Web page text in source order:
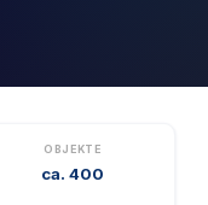
OBJEKTE
ca. 400